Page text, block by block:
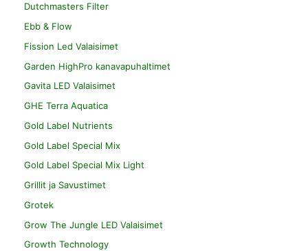
Dutchmasters Filter
Ebb & Flow
Fission Led Valaisimet
Garden HighPro kanavapuhaltimet
Gavita LED Valaisimet
GHE Terra Aquatica
Gold Label Nutrients
Gold Label Special Mix
Gold Label Special Mix Light
Grillit ja Savustimet
Grotek
Grow The Jungle LED Valaisimet
Growth Technology